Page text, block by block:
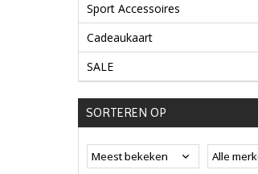
Sport Accessoires
Cadeaukaart
SALE
SORTEREN OP